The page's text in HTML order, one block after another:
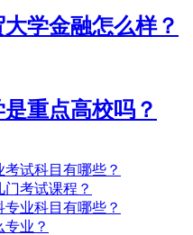
学金融怎么样？
重点高校吗？
试科目有哪些？
考试课程？
业科目有哪些？
业？